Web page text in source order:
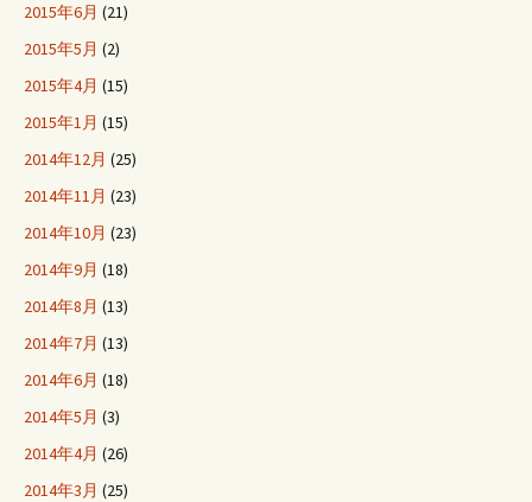
2015年6月 (21)
2015年5月 (2)
2015年4月 (15)
2015年1月 (15)
2014年12月 (25)
2014年11月 (23)
2014年10月 (23)
2014年9月 (18)
2014年8月 (13)
2014年7月 (13)
2014年6月 (18)
2014年5月 (3)
2014年4月 (26)
2014年3月 (25)